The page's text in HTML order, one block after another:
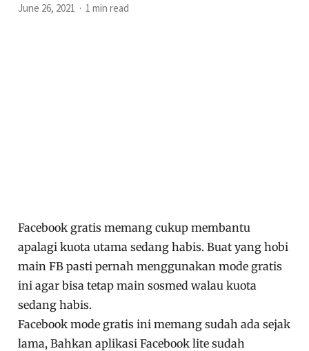
June 26, 2021 1 min read
Facebook gratis memang cukup membantu
apalagi kuota utama sedang habis. Buat yang hobi
main FB pasti pernah menggunakan mode gratis
ini agar bisa tetap main sosmed walau kuota
sedang habis.
Facebook mode gratis ini memang sudah ada sejak
lama, Bahkan aplikasi Facebook lite sudah